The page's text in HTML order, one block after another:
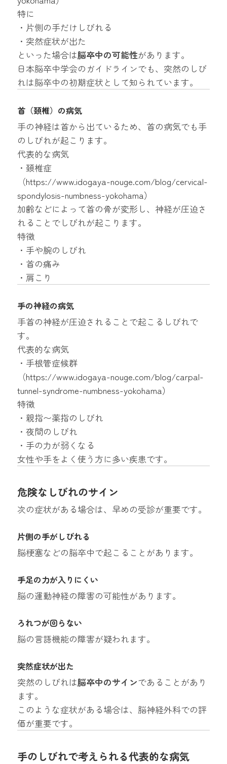
特に
・片側の手だけしびれる
・突然症状が出た
といった場合は脳卒中の可能性があります。
日本脳卒中学会のガイドラインでも、突然のしび
れは脳卒中の初期症状として知られています。
首（頚椎）の病気
手の神経は首から出ているため、首の病気でも手
のしびれが起こります。
代表的な病気
・頚椎症
（https://www.idogaya-nouge.com/blog/cervical-
spondylosis-numbness-yokohama）
加齢などによって首の骨が変形し、神経が圧迫さ
れることでしびれが起こります。
特徴
・手や腕のしびれ
・首の痛み
・肩こり
手の神経の病気
手首の神経が圧迫されることで起こるしびれで
す。
代表的な病気
・手根管症候群
（https://www.idogaya-nouge.com/blog/carpal-
tunnel-syndrome-numbness-yokohama）
特徴
・親指〜薬指のしびれ
・夜間のしびれ
・手の力が弱くなる
女性や手をよく使う方に多い疾患です。
危険なしびれのサイン
次の症状がある場合は、早めの受診が重要です。
片側の手がしびれる
脳梗塞などの脳卒中で起こることがあります。
手足の力が入りにくい
脳の運動神経の障害の可能性があります。
ろれつが回らない
脳の言語機能の障害が疑われます。
突然症状が出た
突然のしびれは脳卒中のサインであることがあり
ます。
このような症状がある場合は、脳神経外科での評
価が重要です。
手のしびれで考えられる代表的な病気